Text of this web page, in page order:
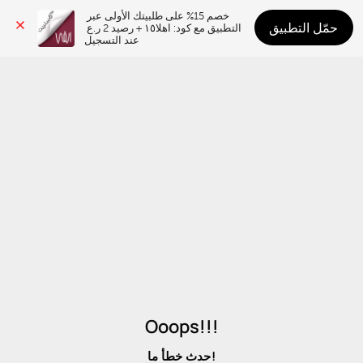
عند التسجيل
حمّل التطبيق
Ooops!!!
حدث خطأ ما!